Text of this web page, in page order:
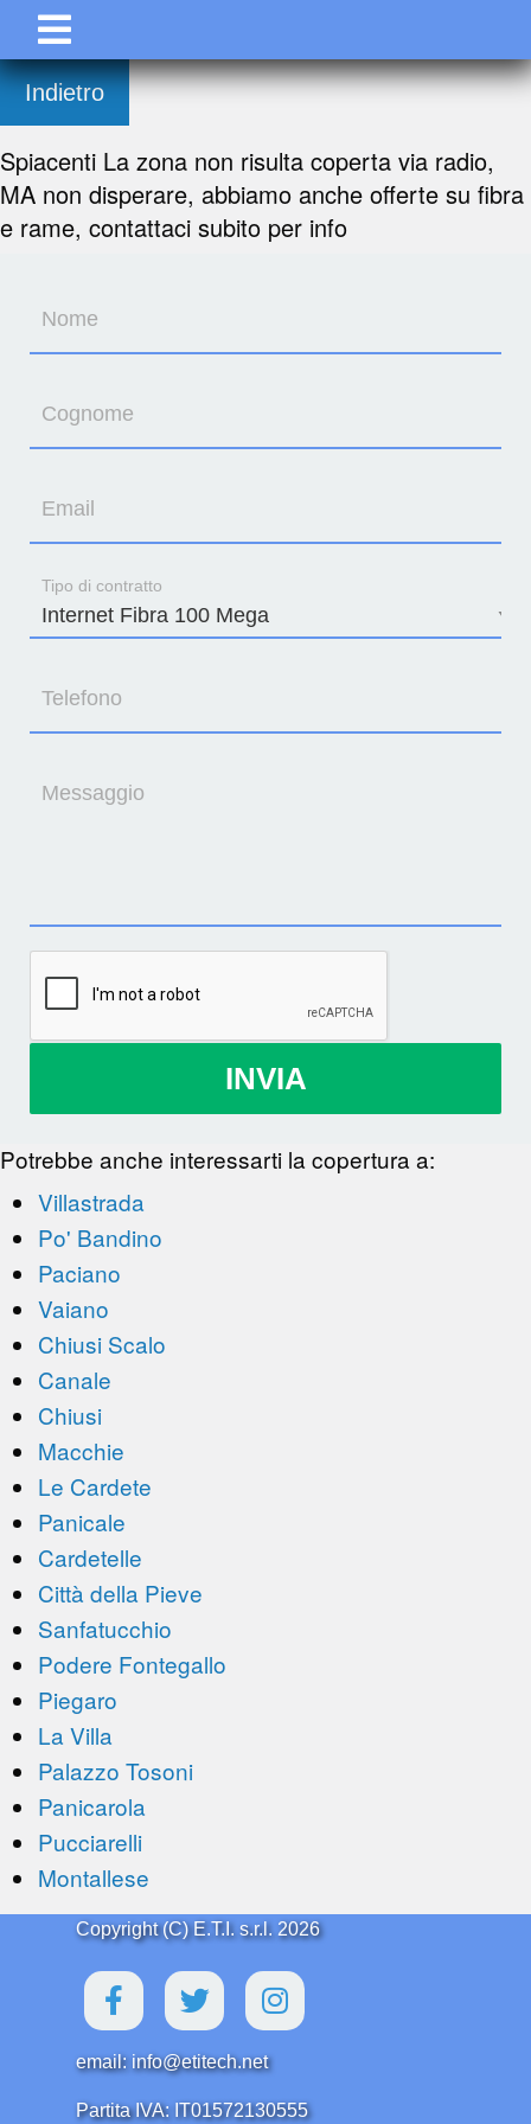
Indietro
Spiacenti La zona non risulta coperta via radio,
MA non disperare, abbiamo anche offerte su fibra
e rame, contattaci subito per info
Nome
Cognome
Email
Tipo di contratto
Telefono
Messaggio
INVIA
Potrebbe anche interessarti la copertura a:
Villastrada
Po' Bandino
Paciano
Vaiano
Chiusi Scalo
Canale
Chiusi
Macchie
Le Cardete
Panicale
Cardetelle
Città della Pieve
Sanfatucchio
Podere Fontegallo
Piegaro
La Villa
Palazzo Tosoni
Panicarola
Pucciarelli
Montallese
Copyright (C) E.T.I. s.r.l. 2026
email: info@etitech.net
Partita IVA: IT01572130555